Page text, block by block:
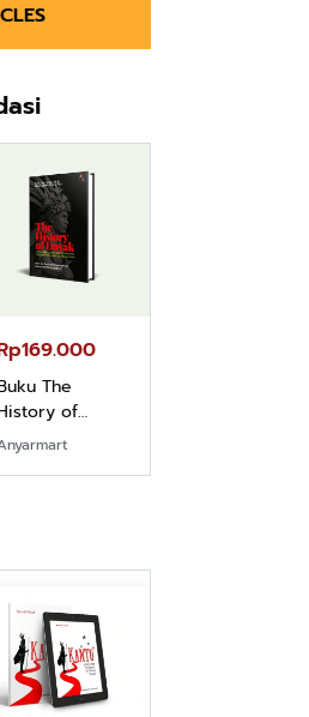
The
of
Dayak – Sejarah